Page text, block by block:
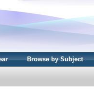
Browse by Subject